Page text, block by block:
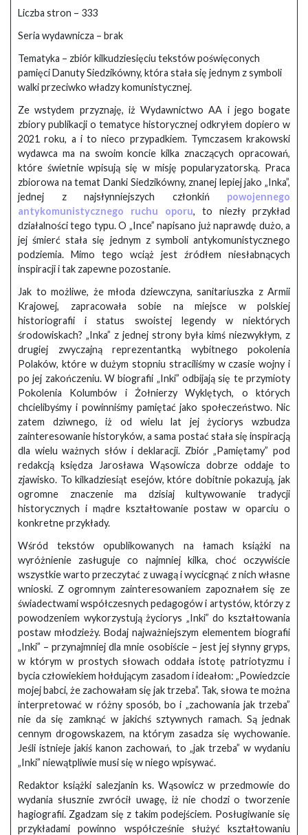
Liczba stron – 333
Seria wydawnicza – brak
Tematyka – zbiór kilkudziesięciu tekstów poświęconych
pamięci Danuty Siedzikówny, która stała się jednym z symboli
walki przeciwko władzy komunistycznej.
Ze wstydem przyznaję, iż Wydawnictwo AA i jego bogate
zbiory publikacji o tematyce historycznej odkryłem dopiero w
2021 roku, a i to nieco przypadkiem. Tymczasem krakowski
wydawca ma na swoim koncie kilka znaczących opracowań,
które świetnie wpisują się w misję popularyzatorską. Praca
zbiorowa na temat Danki Siedzikówny, znanej lepiej jako „Inka”,
jednej z najsłynniejszych członkiń powojennego
antykomunistycznego ruchu oporu, to niezły przykład
działalności tego typu. O „Ince” napisano już naprawdę dużo, a
jej śmierć stała się jednym z symboli antykomunistycznego
podziemia. Mimo tego wciąż jest źródłem niesłabnących
inspiracji i tak zapewne pozostanie.
Jak to możliwe, że młoda dziewczyna, sanitariuszka z Armii
Krajowej, zapracowała sobie na miejsce w polskiej
historiografii i status swoistej legendy w niektórych
środowiskach? „Inka” z jednej strony była kimś niezwykłym, z
drugiej zwyczajną reprezentantką wybitnego pokolenia
Polaków, które w dużym stopniu straciliśmy w czasie wojny i
po jej zakończeniu. W biografii „Inki” odbijają się te przymioty
Pokolenia Kolumbów i Żołnierzy Wyklętych, o których
chcielibyśmy i powinniśmy pamiętać jako społeczeństwo. Nic
zatem dziwnego, iż od wielu lat jej życiorys wzbudza
zainteresowanie historyków, a sama postać stała się inspiracją
dla wielu ważnych słów i deklaracji. Zbiór „Pamiętamy” pod
redakcją księdza Jarosława Wąsowicza dobrze oddaje to
zjawisko. To kilkadziesiąt esejów, które dobitnie pokazują, jak
ogromne znaczenie ma dzisiaj kultywowanie tradycji
historycznych i mądre kształtowanie postaw w oparciu o
konkretne przykłady.
Wśród tekstów opublikowanych na łamach książki na
wyróżnienie zasługuje co najmniej kilka, choć oczywiście
wszystkie warto przeczytać z uwagą i wycicgnąć z nich własne
wnioski. Z ogromnym zainteresowaniem zapoznałem się ze
świadectwami współczesnych pedagogów i artystów, którzy z
powodzeniem wykorzystują życiorys „Inki” do kształtowania
postaw młodzieży. Bodaj najważniejszym elementem biografii
„Inki” – przynajmniej dla mnie osobiście – jest jej słynny gryps,
w którym w prostych słowach oddała istotę patriotyzmu i
bycia człowiekiem hołdującym zasadom i ideałom: „Powiedzcie
mojej babci, że zachowałam się jak trzeba”. Tak, słowa te można
interpretować w różny sposób, bo i „zachowania jak trzeba”
nie da się zamknąć w jakichś sztywnych ramach. Są jednak
cennym drogowskazem, na którym zasadza się wychowanie.
Jeśli istnieje jakiś kanon zachowań, to „jak trzeba” w wydaniu
„Inki” niewątpliwie musi się w niego wpisywać.
Redaktor książki salezjanin ks. Wąsowicz w przedmowie do
wydania słusznie zwrócił uwagę, iż nie chodzi o tworzenie
hagiografii. Zgadzam się z takim podejściem. Posługiwanie się
przykładami powinno współcześnie służyć kształtowaniu